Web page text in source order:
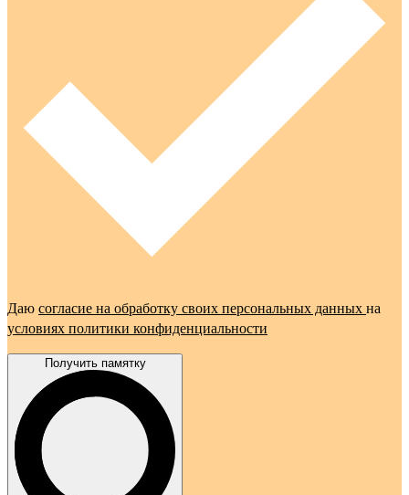
Даю согласие на обработку своих персональных данных на
условиях политики конфиденциальности
Получить памятку